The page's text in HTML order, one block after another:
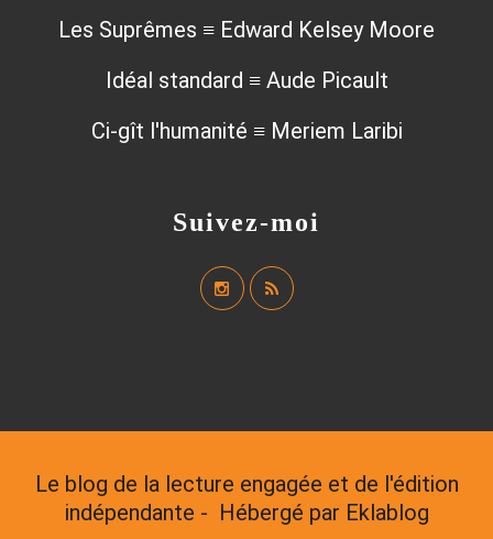
Suivez-moi
Les Suprêmes ≡ Edward Kelsey Moore
Idéal standard ≡ Aude Picault
Ci-gît l'humanité ≡ Meriem Laribi
Le blog de la lecture engagée et de l'édition
indépendante - Hébergé par Eklablog